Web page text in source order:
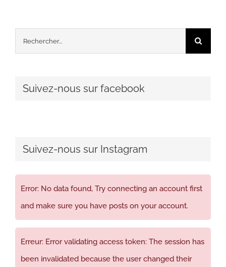
Rechercher:
Suivez-nous sur facebook
Suivez-nous sur Instagram
Error: No data found, Try connecting an account first
and make sure you have posts on your account.
Erreur: Error validating access token: The session has
been invalidated because the user changed their